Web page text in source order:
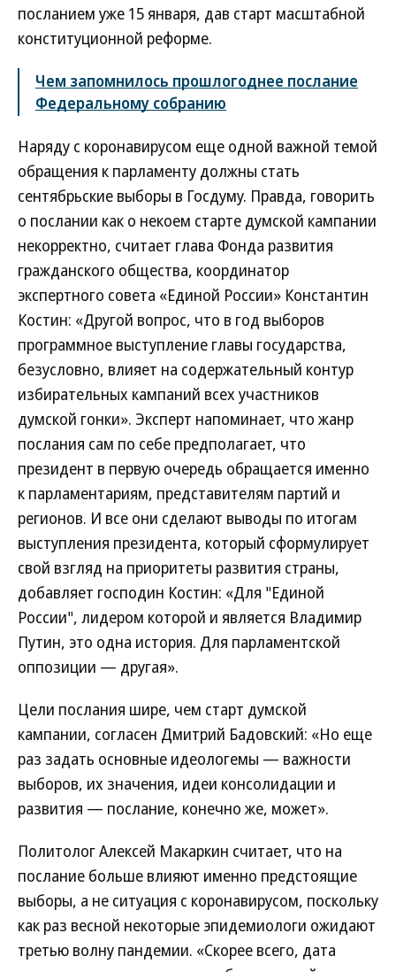
посланием уже 15 января, дав старт масштабной
конституционной реформе.
Чем запомнилось прошлогоднее послание
Федеральному собранию
Наряду с коронавирусом еще одной важной темой
обращения к парламенту должны стать
сентябрьские выборы в Госдуму. Правда, говорить
о послании как о некоем старте думской кампании
некорректно, считает глава Фонда развития
гражданского общества, координатор
экспертного совета «Единой России» Константин
Костин: «Другой вопрос, что в год выборов
программное выступление главы государства,
безусловно, влияет на содержательный контур
избирательных кампаний всех участников
думской гонки». Эксперт напоминает, что жанр
послания сам по себе предполагает, что
президент в первую очередь обращается именно
к парламентариям, представителям партий и
регионов. И все они сделают выводы по итогам
выступления президента, который сформулирует
свой взгляд на приоритеты развития страны,
добавляет господин Костин: «Для "Единой
России", лидером которой и является Владимир
Путин, это одна история. Для парламентской
оппозиции — другая».
Цели послания шире, чем старт думской
кампании, согласен Дмитрий Бадовский: «Но еще
раз задать основные идеологемы — важности
выборов, их значения, идеи консолидации и
развития — послание, конечно же, может».
Политолог Алексей Макаркин считает, что на
послание больше влияют именно предстоящие
выборы, а не ситуация с коронавирусом, поскольку
как раз весной некоторые эпидемиологи ожидают
третью волну пандемии. «Скорее всего, дата